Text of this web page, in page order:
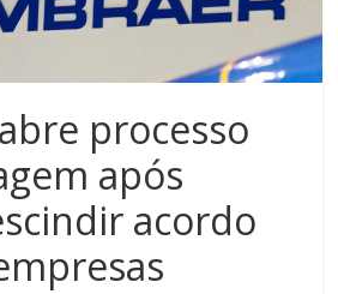
processo
após
acordo